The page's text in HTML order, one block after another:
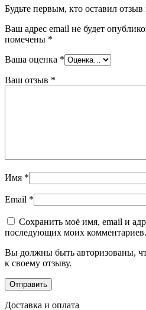
Будьте первым, кто оставил
Ваш адрес email не будет
помечены *
Ваша оценка *
Ваш отзыв *
Имя *
Email *
Сохранить моё имя, email и
последующих моих комментариев.
Вы должны быть авторизованы,
к своему отзыву.
Доставка и оплата